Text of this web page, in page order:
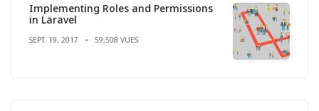
Implementing Roles and Permissions
in Laravel
SEPT. 19, 2017 59,508 VUES